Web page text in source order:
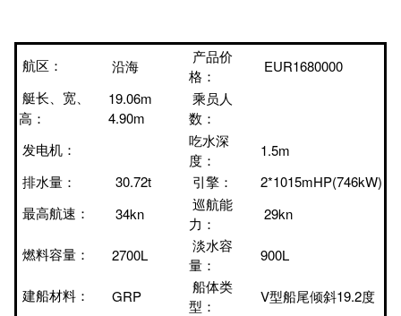
航区： 沿海
产品价
格：
EUR1680000
艇长、宽、
高：
19.06m
4.90m
乘员人
数：
发电机：
吃水深
度：
1.5m
排水量： 30.72t 引擎： 2*1015mHP(746kW)
最高航速： 34kn
巡航能
力：
29kn
燃料容量： 2700L
淡水容
量：
900L
建船材料： GRP
船体类
型：
V型船尾倾斜19.2度